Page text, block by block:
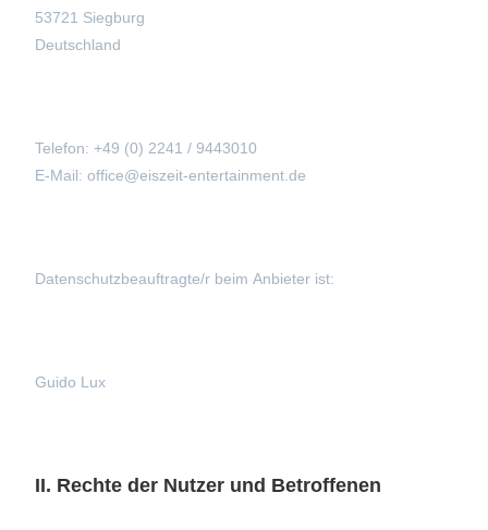
53721 Siegburg
Deutschland
Telefon: +49 (0) 2241 / 9443010
E-Mail: office@eiszeit-entertainment.de
Datenschutzbeauftragte/r beim Anbieter ist:
Guido Lux
II. Rechte der Nutzer und Betroffenen